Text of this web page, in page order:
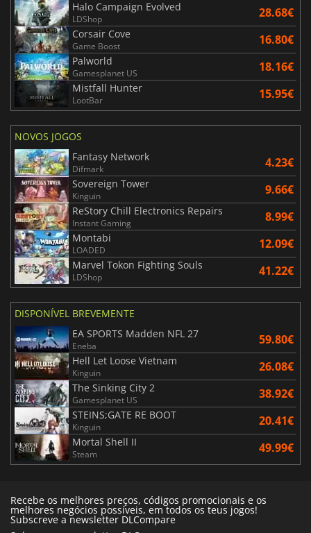
Halo Campaign Evolved
LDShop 28.68€
Corsair Cove
Game Boost 16.80€
Palworld
Gamesplanet US 18.16€
Mistfall Hunter
LootBar 15.95€
NOVOS JOGOS
Fantasy Network
Difmark 4.23€
Sovereign Tower
Kinguin 9.66€
ReStory Chill Electronics Repairs
Instant Gaming 8.99€
Montabi
LOADED 12.09€
Marvel Tokon Fighting Souls
LDShop 41.22€
DISPONÍVEL BREVEMENTE
EA SPORTS Madden NFL 27
Eneba 59.80€
Hell Let Loose Vietnam
Kinguin 26.08€
The Sinking City 2
Gamesplanet US 38.92€
STEINS;GATE RE BOOT
Kinguin 20.41€
Mortal Shell II
Steam 49.99€
Recebe os melhores preços, códigos promocionais e os
melhores negócios possíveis, em todos os teus jogos!
Subscreve a newsletter DLCompare